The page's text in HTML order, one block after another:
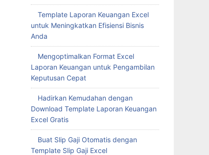
Template Laporan Keuangan Excel
untuk Meningkatkan Efisiensi Bisnis
Anda
Mengoptimalkan Format Excel
Laporan Keuangan untuk Pengambilan
Keputusan Cepat
Hadirkan Kemudahan dengan
Download Template Laporan Keuangan
Excel Gratis
Buat Slip Gaji Otomatis dengan
Template Slip Gaji Excel